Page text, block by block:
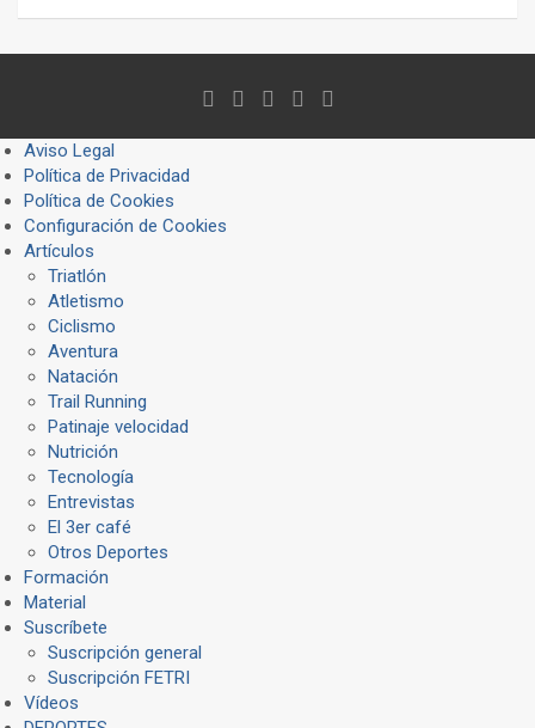
Aviso Legal
Política de Privacidad
Política de Cookies
Configuración de Cookies
Artículos
Triatlón
Atletismo
Ciclismo
Aventura
Natación
Trail Running
Patinaje velocidad
Nutrición
Tecnología
Entrevistas
El 3er café
Otros Deportes
Formación
Material
Suscríbete
Suscripción general
Suscripción FETRI
Vídeos